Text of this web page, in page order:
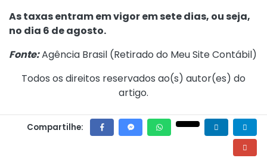
As taxas entram em vigor em sete dias, ou seja,
no dia 6 de agosto.
Fonte:Agência Brasil (Retirado do Meu Site Contábil)
Todos os direitos reservados ao(s) autor(es) do
artigo.
Compartilhe: